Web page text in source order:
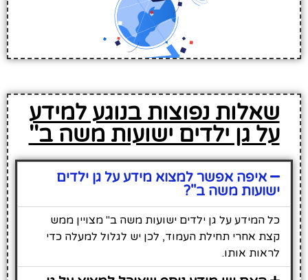
שאלות נפוצות בנוגע למידע
על גן ילדים ישועות משה ב''
איפה אפשר למצוא מידע על גן ילדים
ישועות משה ב''?
כל המידע על גן ילדים ישועות משה ב" מצויין ממש
קצת אחרי תחילת העמוד, לכן יש לגלול למעלה כדי
לראות אותו.